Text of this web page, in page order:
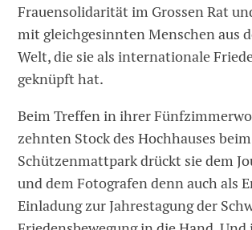
Frauensolidarität im Grossen Rat
mit gleichgesinnten Menschen aus
Welt, die sie als internationale
geknüpft hat.
Beim Treffen in ihrer
zehnten Stock des Hochhauses beim
Schützenmattpark drückt sie dem
und dem Fotografen denn auch als
Einladung zur Jahrestagung der